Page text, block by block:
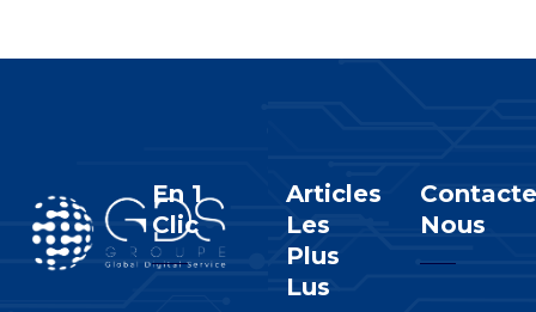
En 1
Clic
Articles
Les
Plus
Lus
Nous